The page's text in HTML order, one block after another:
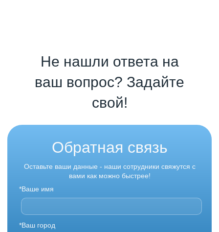
Не нашли ответа на
ваш вопрос? Задайте
свой!
Обратная связь
Оставьте ваши данные - наши сотрудники свяжутся с
вами как можно быстрее!
*Ваше имя
*Ваш город